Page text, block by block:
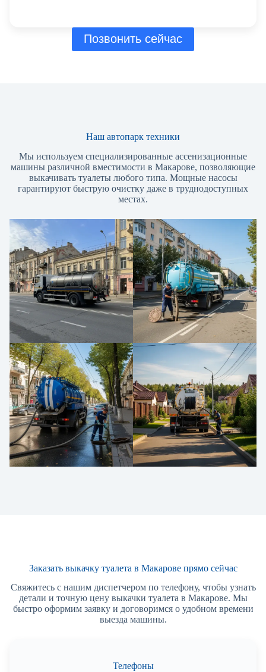
Позвонить сейчас
Наш автопарк техники
Мы используем специализированные ассенизационные
машины различной вместимости в Макарове, позволяющие
выкачивать туалеты любого типа. Мощные насосы
гарантируют быструю очистку даже в труднодоступных
местах.
Заказать выкачку туалета в Макарове прямо сейчас
Свяжитесь с нашим диспетчером по телефону, чтобы узнать
детали и точную цену выкачки туалета в Макарове. Мы
быстро оформим заявку и договоримся о удобном времени
выезда машины.
Телефоны